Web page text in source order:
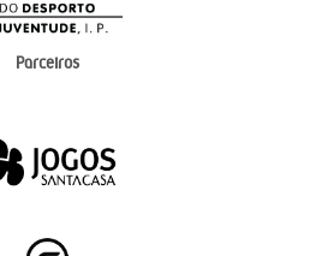
Parceiros